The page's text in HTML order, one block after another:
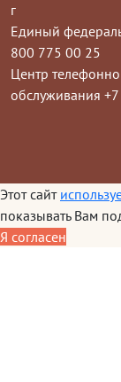
г
Единый
800 775 00 25
Центр
обслуживания
Этот сайт
показывать Вам
Я согласен